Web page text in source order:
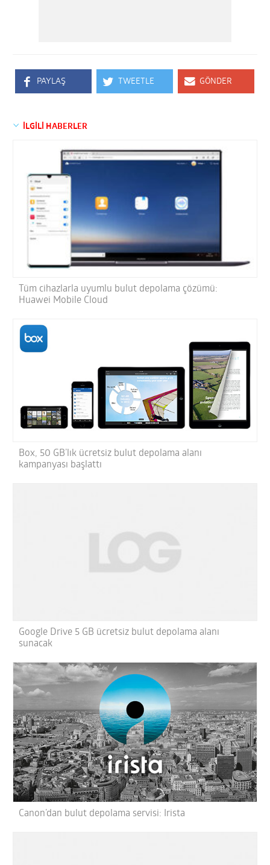
PAYLAŞ TWEETLE GÖNDER
İLGİLİ HABERLER
Tüm cihazlarla uyumlu bulut depolama çözümü:
Huawei Mobile Cloud
Box, 50 GB’lık ücretsiz bulut depolama alanı
kampanyası başlattı
Google Drive 5 GB ücretsiz bulut depolama alanı
sunacak
Canon’dan bulut depolama servisi: Irista